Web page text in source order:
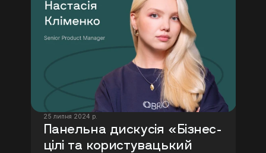
25 липня 2024 р.
Панельна дискусія «Бізнес-
цілі та користувацький